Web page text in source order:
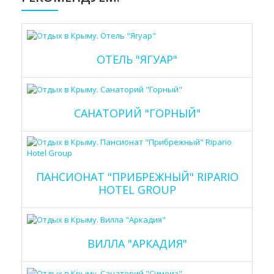
ОТЕЛЬ "ЯГУАР"
САНАТОРИЙ "ГОРНЫЙ"
ПАНСИОНАТ "ПРИБРЕЖНЫЙ" RIPARIO
HOTEL GROUP
ВИЛЛА "АРКАДИЯ"